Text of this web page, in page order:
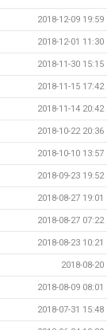
2018-12-09 19:59
2018-12-01 11:30
2018-11-30 15:15
2018-11-15 17:42
2018-11-14 20:42
2018-10-22 20:36
2018-10-10 13:57
2018-09-23 19:52
2018-08-27 19:01
2018-08-27 07:22
2018-08-23 10:21
2018-08-20
2018-08-09 08:01
2018-07-31 15:48